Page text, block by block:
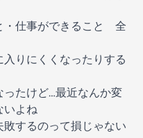
・仕事ができること 全
りにくくなったりする
ったけど…最近なんか変
いよね
するのって損じゃない